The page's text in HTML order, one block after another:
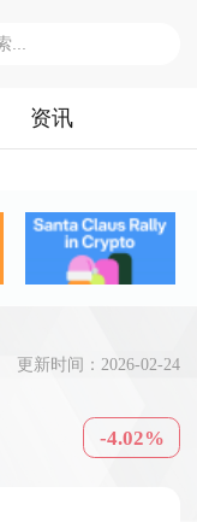
资讯
更新时间：2026-02-24
-4.02%